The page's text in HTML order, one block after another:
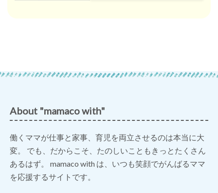
About "mamaco with"
働くママが仕事と家事、育児を両立させるのは本当に大
変。 でも、だからこそ、たのしいこともきっとたくさん
あるはず。 mamaco with は、いつも笑顔でがんばるママ
を応援するサイトです。